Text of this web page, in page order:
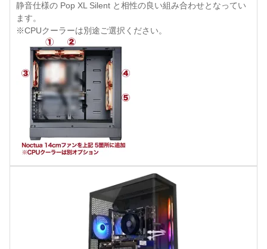
静音仕様の Pop XL Silent と相性の良い組み合わせとなってい
ます。
※CPUクーラーは別途ご選択ください。